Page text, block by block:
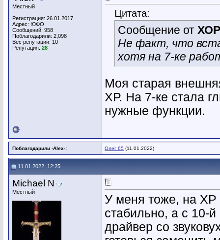
Местный
Регистрация: 26.01.2017
Адрес: ЮФО
Сообщений: 958
Поблагодарили: 2,098
Вес репутации: 10
Репутация: 28
Цитата:
Сообщение от
Не факт, что
хотя на 7-ке
Моя старая
ХР. На 7-ке стала
нужные функции.
Поблагодарили -Alex-: Олег 65 (11.01.2022)
11.01.2022, 12:25
Michael N
Местный
У меня тоже, на ХР
стабильно, а с 10-
драйвер со